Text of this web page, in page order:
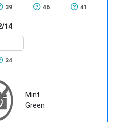
39 46 41
14
34
Mint
Green